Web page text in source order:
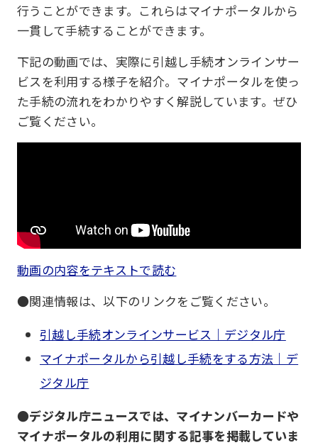
行うことができます。これらはマイナポータルから
一貫して手続することができます。
下記の動画では、実際に引越し手続オンラインサー
ビスを利用する様子を紹介。マイナポータルを使っ
た手続の流れをわかりやすく解説しています。ぜひ
ご覧ください。
動画の内容をテキストで読む
●関連情報は、以下のリンクをご覧ください。
引越し手続オンラインサービス｜デジタル庁
マイナポータルから引越し手続をする方法｜デ
ジタル庁
●デジタル庁ニュースでは、マイナンバーカードや
マイナポータルの利用に関する記事を掲載していま